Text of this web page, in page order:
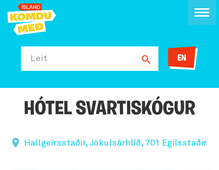
Leit EN
HÓTEL SVARTISKÓGUR
Hallgeirsstaðir, Jökulsárhlíð, 701 Egilsstaðir